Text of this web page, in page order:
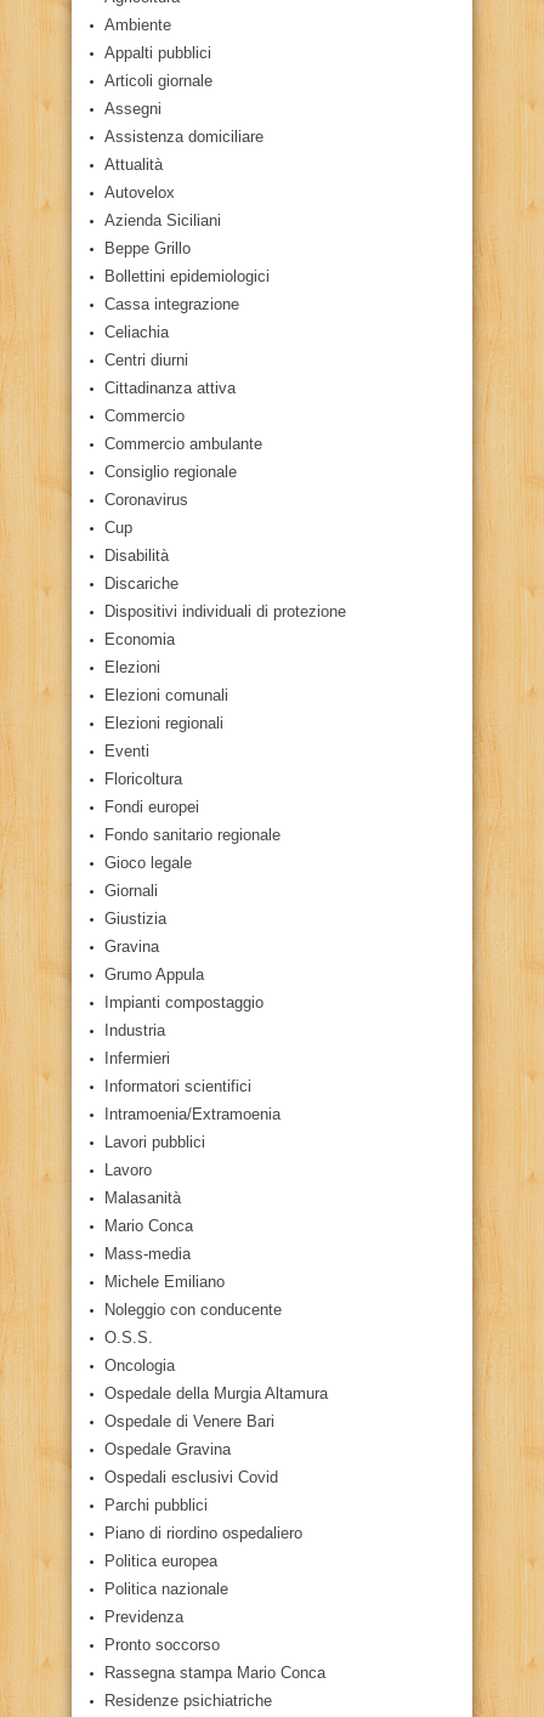
Ambiente
Appalti pubblici
Articoli giornale
Assegni
Assistenza domiciliare
Attualità
Autovelox
Azienda Siciliani
Beppe Grillo
Bollettini epidemiologici
Cassa integrazione
Celiachia
Centri diurni
Cittadinanza attiva
Commercio
Commercio ambulante
Consiglio regionale
Coronavirus
Cup
Disabilità
Discariche
Dispositivi individuali di protezione
Economia
Elezioni
Elezioni comunali
Elezioni regionali
Eventi
Floricoltura
Fondi europei
Fondo sanitario regionale
Gioco legale
Giornali
Giustizia
Gravina
Grumo Appula
Impianti compostaggio
Industria
Infermieri
Informatori scientifici
Intramoenia/Extramoenia
Lavori pubblici
Lavoro
Malasanità
Mario Conca
Mass-media
Michele Emiliano
Noleggio con conducente
O.S.S.
Oncologia
Ospedale della Murgia Altamura
Ospedale di Venere Bari
Ospedale Gravina
Ospedali esclusivi Covid
Parchi pubblici
Piano di riordino ospedaliero
Politica europea
Politica nazionale
Previdenza
Pronto soccorso
Rassegna stampa Mario Conca
Residenze psichiatriche